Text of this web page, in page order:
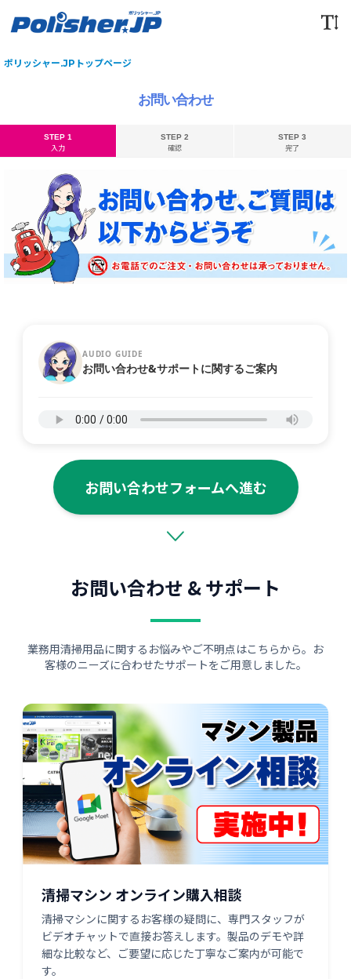
ポリッシャー.JPトップページ
お問い合わせ
STEP 1
入力
STEP 2
確認
STEP 3
完了
AUDIO GUIDE
お問い合わせ&サポートに関するご案内
お問い合わせフォームへ進む
お問い合わせ & サポート
業務用清掃用品に関するお悩みやご不明点はこちらから。お
客様のニーズに合わせたサポートをご用意しました。
清掃マシン オンライン購入相談
清掃マシンに関するお客様の疑問に、専門スタッフが
ビデオチャットで直接お答えします。製品のデモや詳
細な比較など、ご要望に応じた丁寧なご案内が可能で
す。